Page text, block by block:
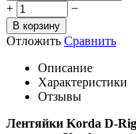
+ −
В корзину
Отложить Сравнить
Описание
Характеристики
Отзывы
Лентяйки Korda D-